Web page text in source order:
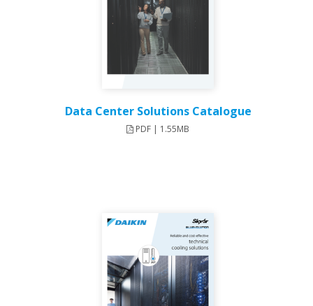
Data Center Solutions Catalogue
PDF | 1.55MB